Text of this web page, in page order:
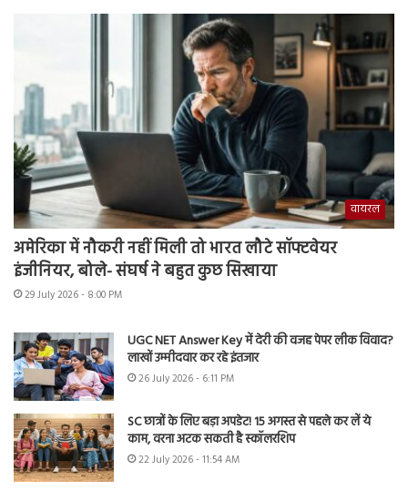
वायरल
अमेरिका में नौकरी नहीं मिली तो भारत लौटे सॉफ्टवेयर
इंजीनियर, बोले- संघर्ष ने बहुत कुछ सिखाया
29 July 2026 - 8:00 PM
UGC NET Answer Key में देरी की वजह पेपर लीक विवाद?
लाखों उम्मीदवार कर रहे इंतजार
26 July 2026 - 6:11 PM
SC छात्रों के लिए बड़ा अपडेट! 15 अगस्त से पहले कर लें ये
काम, वरना अटक सकती है स्कॉलरशिप
22 July 2026 - 11:54 AM